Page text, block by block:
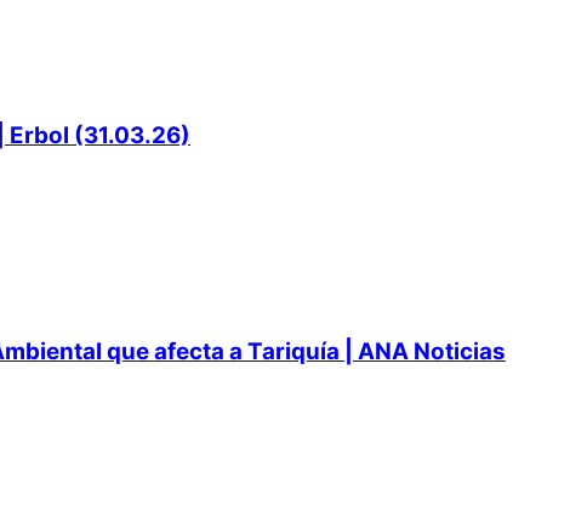
(31.03.26)
que afecta a Tariquía | ANA Noticias